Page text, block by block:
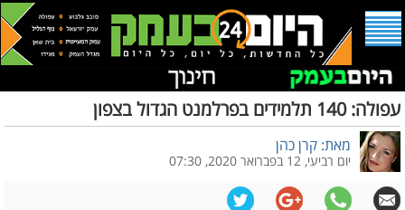
עפולה: 140 תלמידים בפרלמנט הגדול בצפון
מאת: קרן כהן
יום רביעי, 12 בפברואר 2020, 07:30